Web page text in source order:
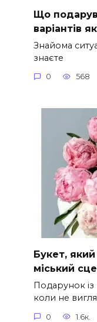
Що
варіантів
Знайома
знаєте
0 568
Букет,
міський
Подарунок із
коли не
0 1.6к.